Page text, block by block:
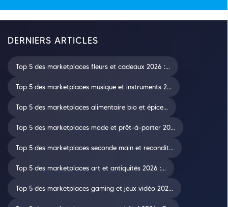
DERNIERS ARTICLES
Top 5 des marketplaces fleurs et cadeaux 2026 :...
Top 5 des marketplaces musique et instruments 2...
Top 5 des marketplaces alimentaire bio et épice...
Top 5 des marketplaces mode et prêt-à-porter 20...
Top 5 des marketplaces seconde main et recondit...
Top 5 des marketplaces art et antiquités 2026 :...
Top 5 des marketplaces gaming et jeux vidéo 202...